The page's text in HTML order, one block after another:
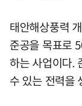
태안해상풍력
준공을 목표로
하는 사업이다.
수 있는 전력을